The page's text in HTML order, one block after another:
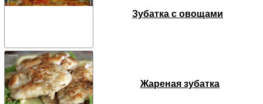
Зубатка с овощами
Жареная зубатка